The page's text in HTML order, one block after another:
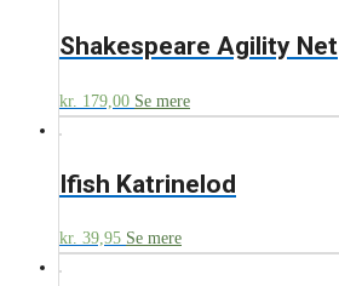
Shakespeare Agility Net
kr. 179,00 Se mere
Ifish Katrinelod
kr. 39,95 Se mere